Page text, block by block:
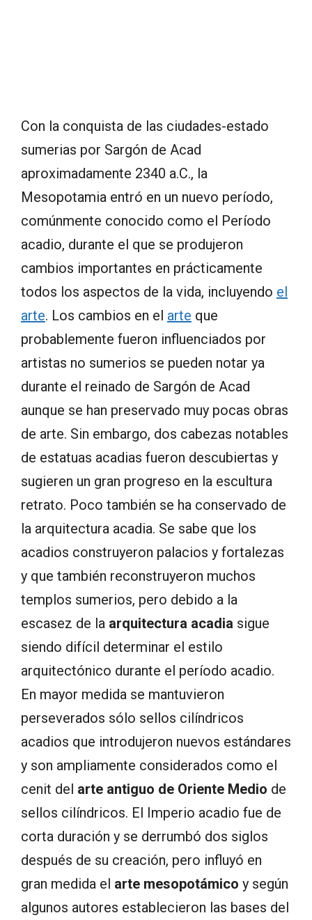
Con la conquista de las ciudades-estado
sumerias por Sargón de Acad
aproximadamente 2340 a.C., la
Mesopotamia entró en un nuevo período,
comúnmente conocido como el Período
acadio, durante el que se produjeron
cambios importantes en prácticamente
todos los aspectos de la vida, incluyendo el
arte. Los cambios en el arte que
probablemente fueron influenciados por
artistas no sumerios se pueden notar ya
durante el reinado de Sargón de Acad
aunque se han preservado muy pocas obras
de arte. Sin embargo, dos cabezas notables
de estatuas acadias fueron descubiertas y
sugieren un gran progreso en la escultura
retrato. Poco también se ha conservado de
la arquitectura acadia. Se sabe que los
acadios construyeron palacios y fortalezas
y que también reconstruyeron muchos
templos sumerios, pero debido a la
escasez de la arquitectura acadia sigue
siendo difícil determinar el estilo
arquitectónico durante el período acadio.
En mayor medida se mantuvieron
perseverados sólo sellos cilíndricos
acadios que introdujeron nuevos estándares
y son ampliamente considerados como el
cenit del arte antiguo de Oriente Medio de
sellos cilíndricos. El Imperio acadio fue de
corta duración y se derrumbó dos siglos
después de su creación, pero influyó en
gran medida el arte mesopotámico y según
algunos autores establecieron las bases del